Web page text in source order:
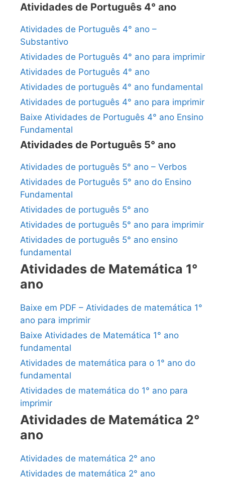
Atividades de Português 4° ano
Atividades de Português 4° ano –
Substantivo
Atividades de Português 4° ano para imprimir
Atividades de Português 4° ano
Atividades de português 4° ano fundamental
Atividades de português 4° ano para imprimir
Baixe Atividades de Português 4° ano Ensino
Fundamental
Atividades de Português 5° ano
Atividades de português 5° ano – Verbos
Atividades de Português 5° ano do Ensino
Fundamental
Atividades de português 5° ano
Atividades de português 5° ano para imprimir
Atividades de português 5° ano ensino
fundamental
Atividades de Matemática 1°
ano
Baixe em PDF – Atividades de matemática 1°
ano para imprimir
Baixe Atividades de Matemática 1° ano
fundamental
Atividades de matemática para o 1° ano do
fundamental
Atividades de matemática do 1° ano para
imprimir
Atividades de Matemática 2°
ano
Atividades de matemática 2° ano
Atividades de matemática 2° ano